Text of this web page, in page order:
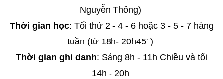
Nguyễn Thông)
Thời gian học: Tối thứ 2 - 4 - 6 hoặc 3 - 5 - 7 hàng
tuần (từ 18h- 20h45' )
Thời gian ghi danh: Sáng 8h - 11h Chiều và tối
14h - 20h